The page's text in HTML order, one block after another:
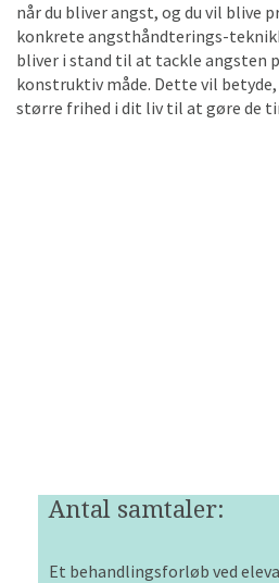
når du bliver angst, og du vil blive
konkrete angsthåndterings-
bliver i stand til at tackle angsten
konstruktiv måde. Dette vil
større frihed i dit liv til at gøre de
Antal samtaler:
Et behandlingsforløb ved